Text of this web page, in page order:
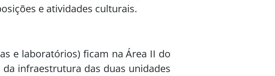
e atividades culturais.
e laboratórios) ficam na Área II do
infraestrutura das duas unidades